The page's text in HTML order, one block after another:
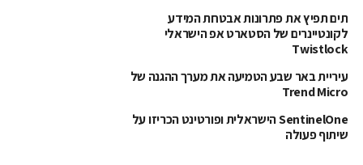
תים תפיץ את פתרונות אבטחת המידע
לקונטיינרים של הסטארט אפ הישראלי
Twistlock
עיריית באר שבע הטמיעה את מערך ההגנה של
Trend Micro
SentinelOne הישראלית ופורטינט הכריזו על
שיתוף פעולה